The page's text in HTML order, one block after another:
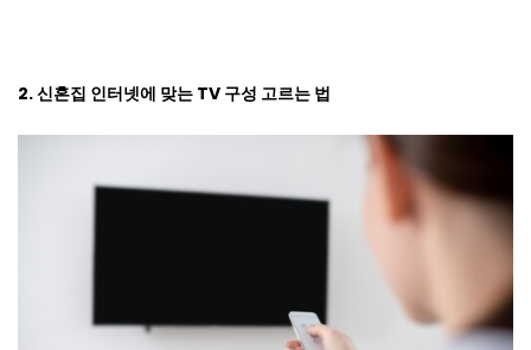
2. 신혼집 인터넷에 맞는 TV 구성 고르는 법